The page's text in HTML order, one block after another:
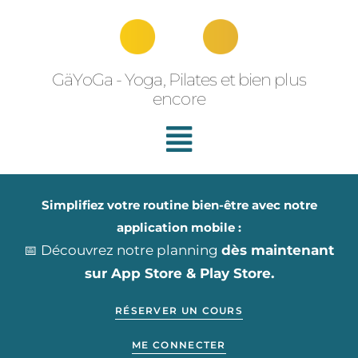
GäYoGa - Yoga, Pilates et bien plus
encore
Simplifiez votre routine bien-être avec notre
application mobile :
📅 Découvrez notre planning dès maintenant
sur App Store & Play Store.
RÉSERVER UN COURS
ME CONNECTER